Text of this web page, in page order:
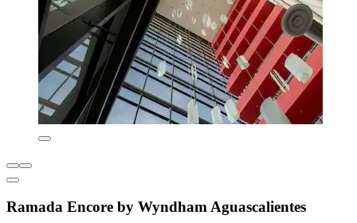
Ramada Encore by Wyndham Aguascalientes